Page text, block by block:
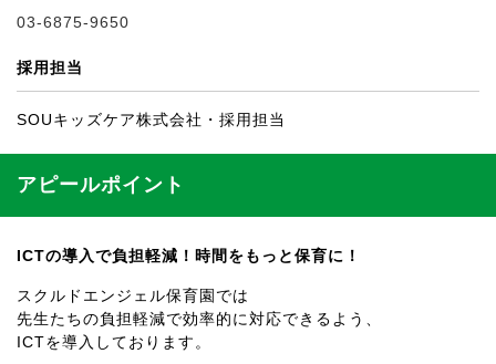
03-6875-9650
採用担当
SOUキッズケア株式会社・採用担当
アピールポイント
ICTの導入で負担軽減！時間をもっと保育に！
スクルドエンジェル保育園では
先生たちの負担軽減で効率的に対応できるよう、
ICTを導入しております。